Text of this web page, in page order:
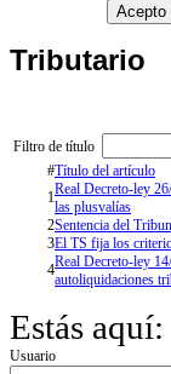
Acepto
Tributario
Filtro de título
#Título del artículo
1Real Decreto-ley
las plusvalías
2Sentencia del
3El TS fija los
4Real Decreto-ley
autoliquidaciones
Estás aquí:
Usuario